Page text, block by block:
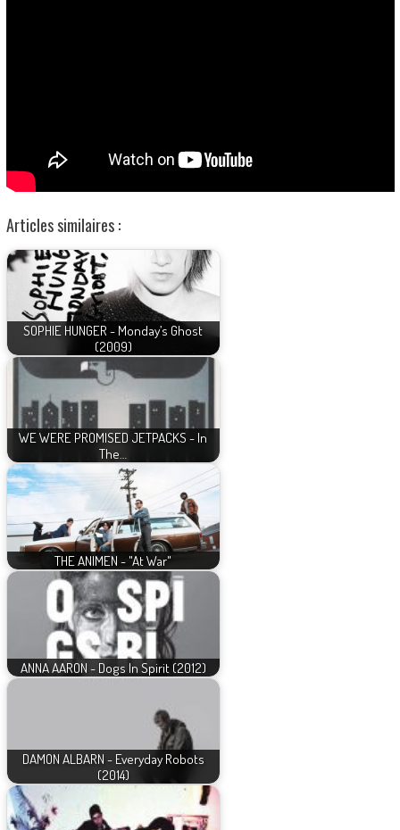
Articles similaires :
SOPHIE HUNGER - Monday’s Ghost
(2009)
WE WERE PROMISED JETPACKS - In
The…
THE ANIMEN - "At War"
ANNA AARON - Dogs In Spirit (2012)
DAMON ALBARN - Everyday Robots
(2014)